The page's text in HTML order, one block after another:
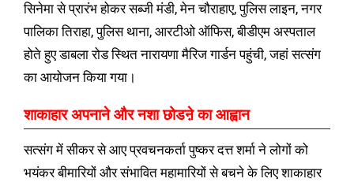
सिनेमा से प्रारंभ होकर सब्जी मंडी, मेन चौराहाए, पुलिस लाइन, नगर
पालिका तिराहा, पुलिस थाना, आरटीओ ऑफिस, बीडीएम अस्पताल
होते हुए डाबला रोड स्थित नारायणा मैरिज गार्डन पहुंची, जहां सत्संग
का आयोजन किया गया।
शाकाहार अपनाने और नशा छोडऩे का आह्वान
सत्संग में सीकर से आए प्रवचनकर्ता पुष्कर दत्त शर्मा ने लोगों को
भयंकर बीमारियों और संभावित महामारियों से बचने के लिए शाकाहार